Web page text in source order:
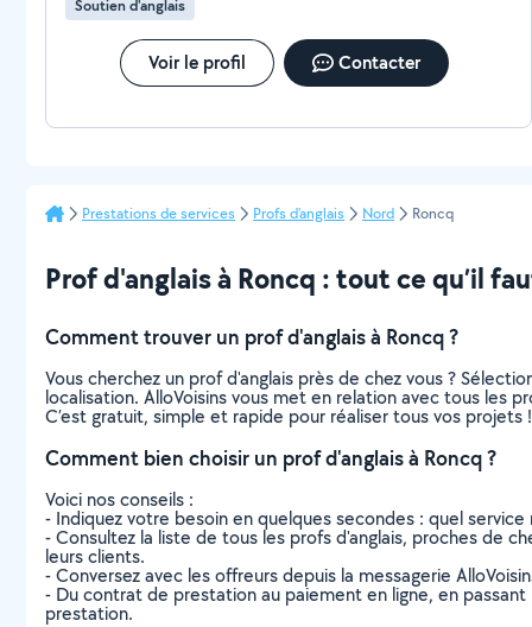
Soutien d'anglais
Voir le profil Contacter
Prestations de services Profs d'anglais Nord Roncq
Prof d'anglais à Roncq : tout ce qu’il
Comment trouver un prof d'anglais à Roncq ?
Vous cherchez un prof d'anglais près de chez vous ?
localisation. AlloVoisins vous met en relation avec tous les
C’est gratuit, simple et rapide pour réaliser tous vos projets !
Comment bien choisir un prof d'anglais à Roncq ?
Voici nos conseils :
- Indiquez votre besoin en quelques secondes : quel
- Consultez la liste de tous les profs d'anglais, proches de
leurs clients.
- Conversez avec les offreurs depuis la messagerie
- Du contrat de prestation au paiement en ligne, en
prestation.